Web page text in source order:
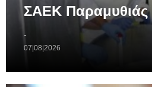
ΣΑΕΚ Παραμυθιάς
.
07|08|2026